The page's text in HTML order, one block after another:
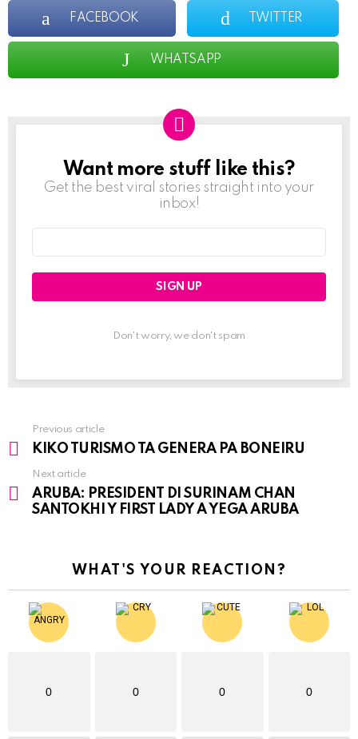
FACEBOOK TWITTER
WHATSAPP
NEWSLETTER
Want more stuff like this?
Get the best viral stories straight into your
inbox!
Don't worry, we don't spam
See
more
Previous article
KIKO TURISMO TA GENERA PA BONEIRU
Next article
ARUBA: PRESIDENT DI SURINAM CHAN
SANTOKHI Y FIRST LADY A YEGA ARUBA
WHAT'S YOUR REACTION?
0 0 0 0